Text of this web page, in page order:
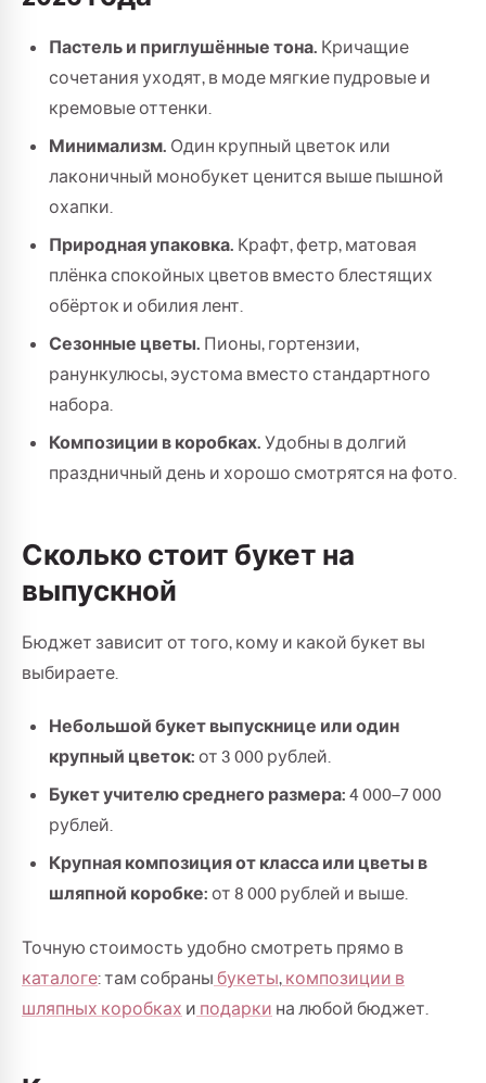
Пастель и приглушённые тона. Кричащие
сочетания уходят, в моде мягкие пудровые и
кремовые оттенки.
Минимализм. Один крупный цветок или
лаконичный монобукет ценится выше пышной
охапки.
Природная упаковка. Крафт, фетр, матовая
плёнка спокойных цветов вместо блестящих
обёрток и обилия лент.
Сезонные цветы. Пионы, гортензии,
ранункулюсы, эустома вместо стандартного
набора.
Композиции в коробках.Удобны в долгий
праздничный день и хорошо смотрятся на фото.
Сколько стоит букет на
выпускной
Бюджет зависит от того, кому и какой букет вы
выбираете.
Небольшой букет выпускнице или один
крупный цветок:от 3 000 рублей.
Букет учителю среднего размера:4 000–7 000
рублей.
Крупная композиция от класса или цветы в
шляпной коробке:от 8 000 рублей и выше.
Точную стоимость удобно смотреть прямо в
каталоге: там собраныбукеты,композиции в
шляпных коробках и подарки на любой бюджет.